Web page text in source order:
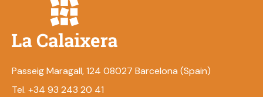
Passeig Maragall, 124 08027 Barcelona (Spain)
Tel. +34 93 243 20 41